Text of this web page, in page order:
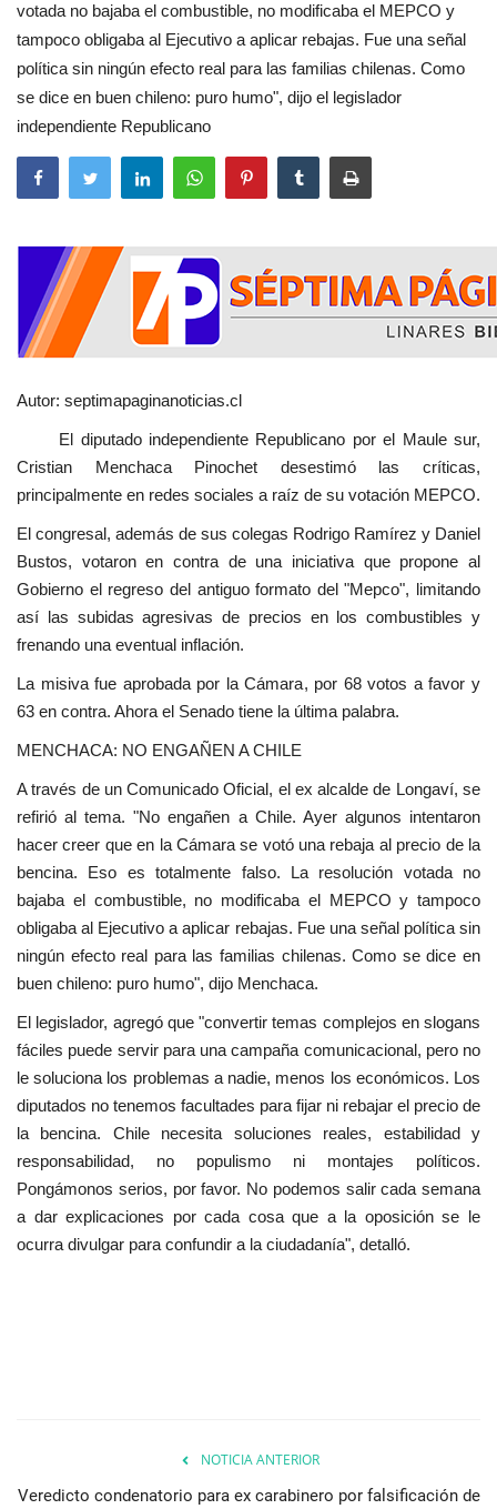
votada no bajaba el combustible, no modificaba el MEPCO y
tampoco obligaba al Ejecutivo a aplicar rebajas. Fue una señal
política sin ningún efecto real para las familias chilenas. Como
se dice en buen chileno: puro humo", dijo el legislador
independiente Republicano
Autor: septimapaginanoticias.cl
El diputado independiente Republicano por el Maule sur,
Cristian Menchaca Pinochet desestimó las críticas,
principalmente en redes sociales a raíz de su votación MEPCO.
El congresal, además de sus colegas Rodrigo Ramírez y Daniel
Bustos, votaron en contra de una iniciativa que propone al
Gobierno el regreso del antiguo formato del "Mepco", limitando
así las subidas agresivas de precios en los combustibles y
frenando una eventual inflación.
La misiva fue aprobada por la Cámara, por 68 votos a favor y
63 en contra. Ahora el Senado tiene la última palabra.
MENCHACA: NO ENGAÑEN A CHILE
A través de un Comunicado Oficial, el ex alcalde de Longaví, se
refirió al tema. "No engañen a Chile. Ayer algunos intentaron
hacer creer que en la Cámara se votó una rebaja al precio de la
bencina. Eso es totalmente falso. La resolución votada no
bajaba el combustible, no modificaba el MEPCO y tampoco
obligaba al Ejecutivo a aplicar rebajas. Fue una señal política sin
ningún efecto real para las familias chilenas. Como se dice en
buen chileno: puro humo", dijo Menchaca.
El legislador, agregó que "convertir temas complejos en slogans
fáciles puede servir para una campaña comunicacional, pero no
le soluciona los problemas a nadie, menos los económicos. Los
diputados no tenemos facultades para fijar ni rebajar el precio de
la bencina. Chile necesita soluciones reales, estabilidad y
responsabilidad, no populismo ni montajes políticos.
Pongámonos serios, por favor. No podemos salir cada semana
a dar explicaciones por cada cosa que a la oposición se le
ocurra divulgar para confundir a la ciudadanía", detalló.
NOTICIA ANTERIOR
Veredicto condenatorio para ex carabinero por falsificación de